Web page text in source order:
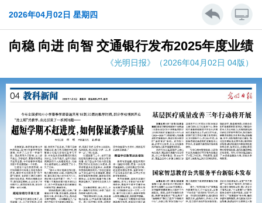
2026年04月02日 星期四
向稳 向进 向智 交通银行发布2025年度业绩
《光明日报》（2026年04月02日 04版）